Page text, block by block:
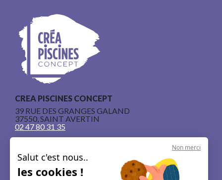
CREA PISCINES CONCEPT
39 RUE DES GRANGES GALAND
37550, SAINT AVERTIN
02 47 80 31 35
Non merci
Salut c'est nous..
les cookies !